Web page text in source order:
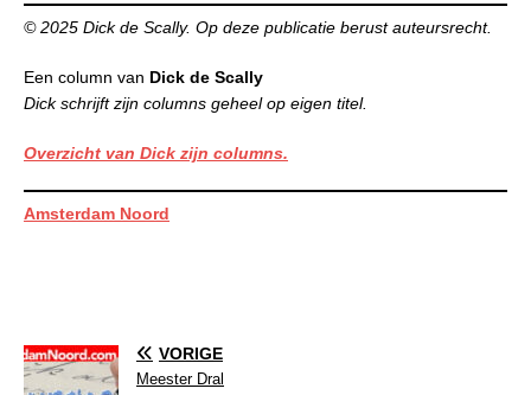
© 2025 Dick de Scally. Op deze publicatie berust auteursrecht.
Een column van Dick de Scally
Dick schrijft zijn columns geheel op eigen titel.
Overzicht van Dick zijn columns.
Amsterdam Noord
VORIGE
Meester Dral